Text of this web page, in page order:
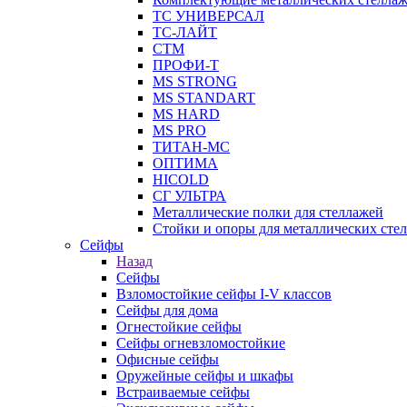
ТС УНИВЕРСАЛ
ТС-ЛАЙТ
СТМ
ПРОФИ-Т
MS STRONG
MS STANDART
MS HARD
MS PRO
ТИТАН-МС
ОПТИМА
HICOLD
СГ УЛЬТРА
Металлические полки для стеллажей
Стойки и опоры для металлических
Сейфы
Назад
Сейфы
Взломостойкие сейфы I-V классов
Сейфы для дома
Огнестойкие сейфы
Сейфы огневзломостойкие
Офисные сейфы
Оружейные сейфы и шкафы
Встраиваемые сейфы